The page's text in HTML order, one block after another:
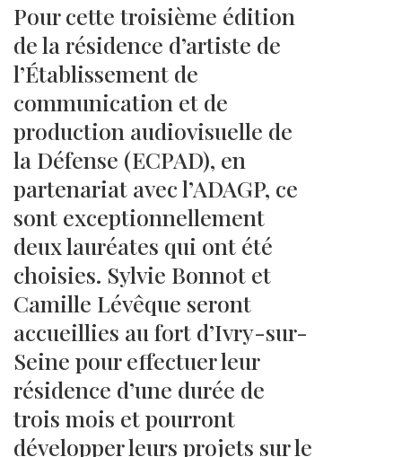
Pour cette troisième édition
de la résidence d’artiste de
l’Établissement de
communication et de
production audiovisuelle de
la Défense (ECPAD), en
partenariat avec l’ADAGP, ce
sont exceptionnellement
deux lauréates qui ont été
choisies. Sylvie Bonnot et
Camille Lévêque seront
accueillies au fort d’Ivry-sur-
Seine pour effectuer leur
résidence d’une durée de
trois mois et pourront
développer leurs projets sur le